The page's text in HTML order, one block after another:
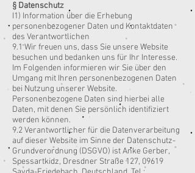
§ Datenschutz
I1) Information über die Erhebung
personenbezogener Daten und Kontaktdaten
des Verantwortlichen
9.1 Wir freuen uns, dass Sie unsere Website
besuchen und bedanken uns für Ihr Interesse.
Im Folgenden informieren wir Sie über den
Umgang mit Ihren personenbezogenen Daten
bei Nutzung unserer Website.
Personenbezogene Daten sind hierbei alle
Daten, mit denen Sie persönlich identifiziert
werden können.
9.2 Verantwortlicher für die Datenverarbeitung
auf dieser Website im Sinne der Datenschutz-
Grundverordnung (DSGVO) ist Anke Gerber,
Spessartkidz, Dresdner Straße 127, 09619